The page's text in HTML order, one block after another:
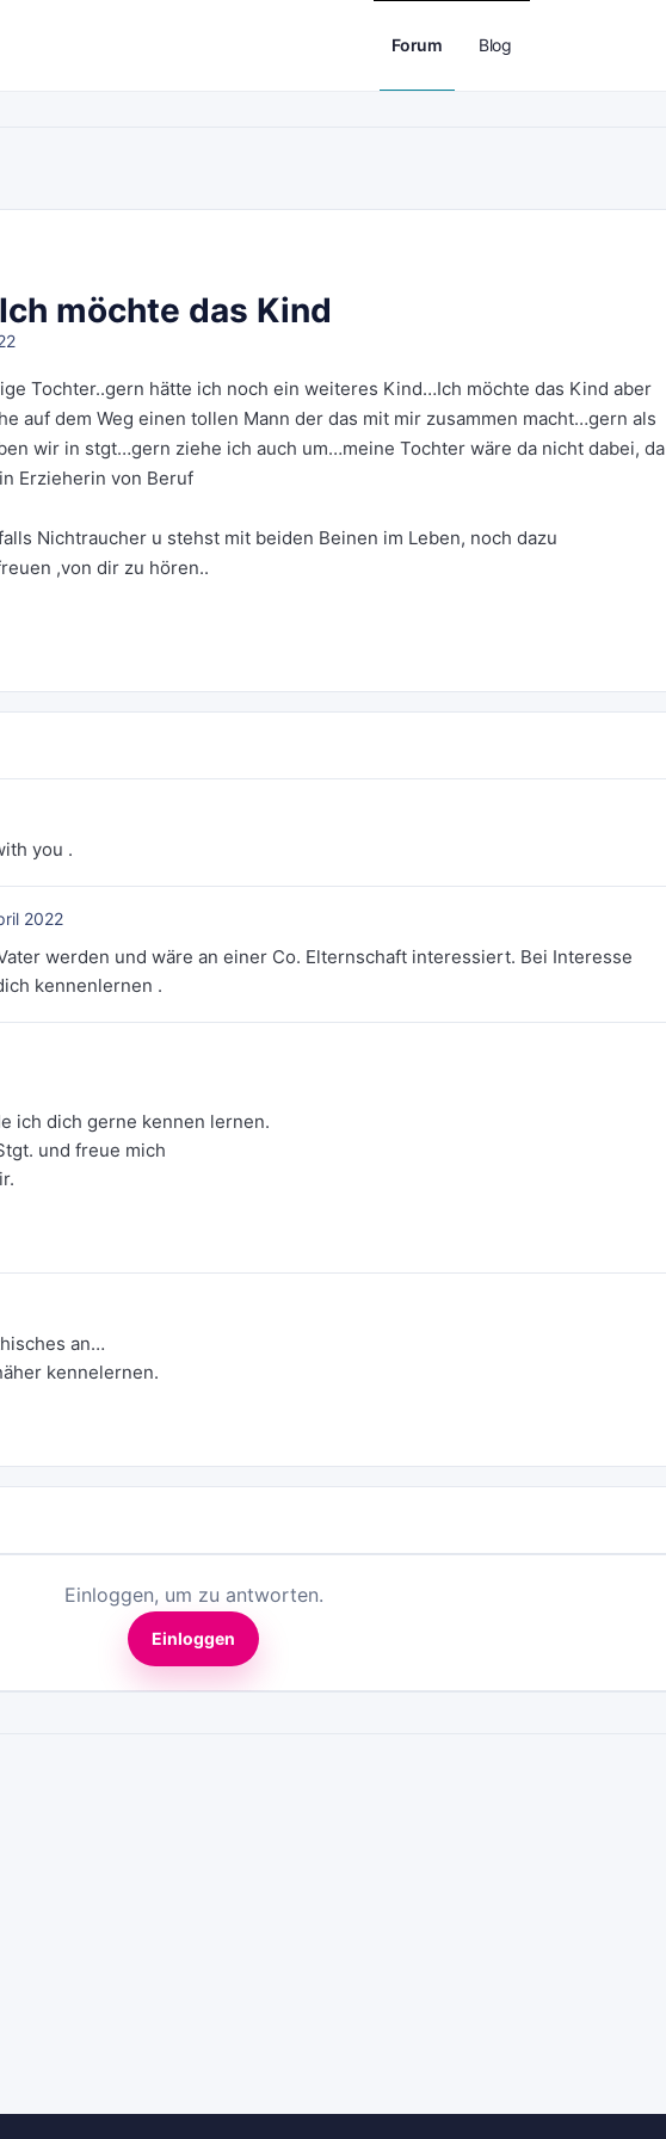
Forum Blog
möchte das Kind
Tochter..gern hätte ich noch ein weiteres Kind…Ich möchte das Kind aber
auf dem Weg einen tollen Mann der das mit mir zusammen macht…gern als
wir in stgt…gern ziehe ich auch um…meine Tochter wäre da nicht dabei, da
Erzieherin von Beruf
Nichtraucher u stehst mit beiden Beinen im Leben, noch dazu
,von dir zu hören..
you .
2022
werden und wäre an einer Co. Elternschaft interessiert. Bei Interesse
kennenlernen .
ich dich gerne kennen lernen.
und freue mich
an…
kennelernen.
Einloggen, um zu antworten.
Einloggen